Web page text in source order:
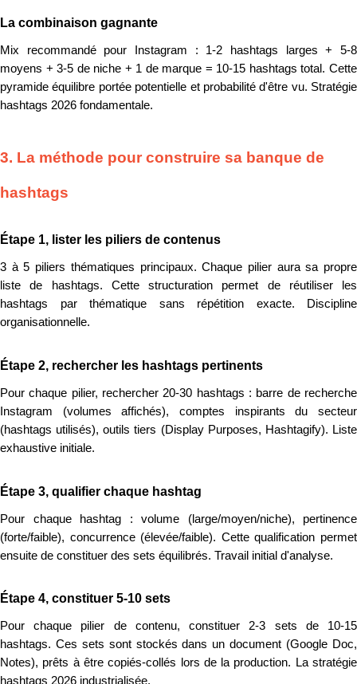
La combinaison gagnante
Mix recommandé pour Instagram : 1-2 hashtags larges + 5-8
moyens + 3-5 de niche + 1 de marque = 10-15 hashtags total. Cette
pyramide équilibre portée potentielle et probabilité d'être vu. Stratégie
hashtags 2026 fondamentale.
3. La méthode pour construire sa banque de
hashtags
Étape 1, lister les piliers de contenus
3 à 5 piliers thématiques principaux. Chaque pilier aura sa propre
liste de hashtags. Cette structuration permet de réutiliser les
hashtags par thématique sans répétition exacte. Discipline
organisationnelle.
Étape 2, rechercher les hashtags pertinents
Pour chaque pilier, rechercher 20-30 hashtags : barre de recherche
Instagram (volumes affichés), comptes inspirants du secteur
(hashtags utilisés), outils tiers (Display Purposes, Hashtagify). Liste
exhaustive initiale.
Étape 3, qualifier chaque hashtag
Pour chaque hashtag : volume (large/moyen/niche), pertinence
(forte/faible), concurrence (élevée/faible). Cette qualification permet
ensuite de constituer des sets équilibrés. Travail initial d'analyse.
Étape 4, constituer 5-10 sets
Pour chaque pilier de contenu, constituer 2-3 sets de 10-15
hashtags. Ces sets sont stockés dans un document (Google Doc,
Notes), prêts à être copiés-collés lors de la production. La stratégie
hashtags 2026 industrialisée.